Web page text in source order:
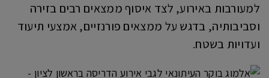
למעורבות באירוע, לצד איסוף ממצאים רבים בזירה
וסביבותיה, בדגש על ממצאים פורנזיים, אמצעי תיעוד
ועדויות בשטח.